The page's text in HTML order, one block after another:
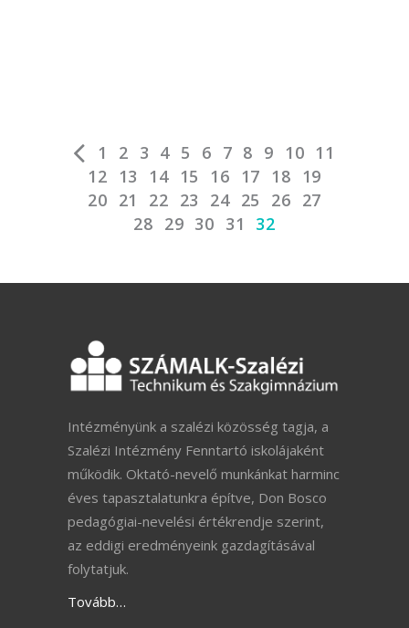
1 2 3 4 5 6 7 8 9 10 11
12
13 14 15 16 17 18
19
20 21 22 23 24 25 26 27
28 29 30 31 32
Intézményünk a szalézi közösség tagja, a
Szalézi Intézmény Fenntartó iskolájaként
működik. Oktató-nevelő munkánkat harminc
éves tapasztalatunkra építve, Don Bosco
pedagógiai-nevelési értékrendje szerint,
az eddigi eredményeink gazdagításával
folytatjuk.
Tovább…